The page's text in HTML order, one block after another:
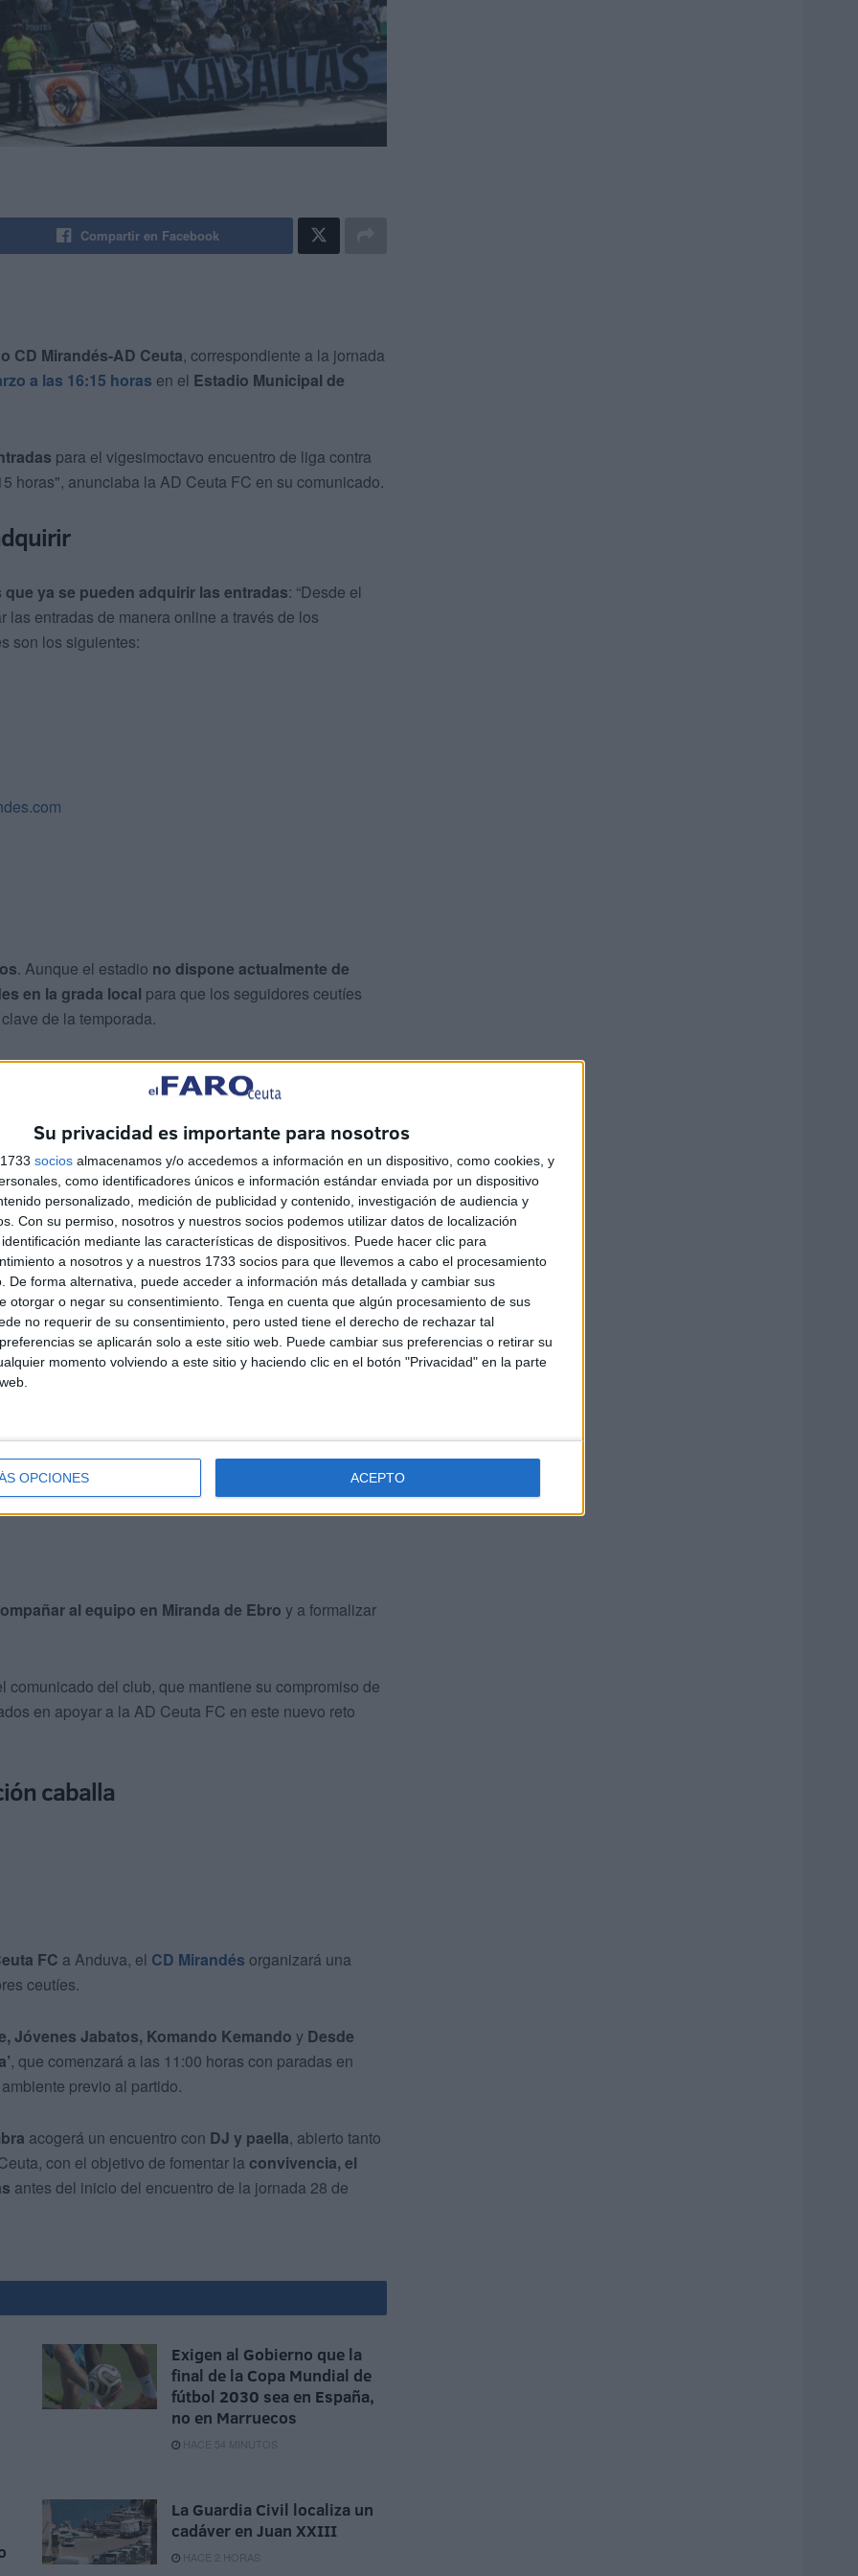
Su privacidad es importante para nosotros
socios almacenamos y/o accedemos a información en un dispositivo, como cookies, y
como identificadores únicos e información estándar enviada por un dispositivo
personalizado, medición de publicidad y contenido, investigación de audiencia y
Con su permiso, nosotros y nuestros socios podemos utilizar datos de localización
mediante las características de dispositivos. Puede hacer clic para
a nosotros y a nuestros 1733 socios para que llevemos a cabo el procesamiento
De forma alternativa, puede acceder a información más detallada y cambiar sus
otorgar o negar su consentimiento. Tenga en cuenta que algún procesamiento de sus
no requerir de su consentimiento, pero usted tiene el derecho de rechazar tal
se aplicarán solo a este sitio web. Puede cambiar sus preferencias o retirar su
momento volviendo a este sitio y haciendo clic en el botón "Privacidad" en la parte
OPCIONES ACEPTO
Compartir en Facebook
CD Mirandés-AD Ceuta, correspondiente a la jornada
a las 16:15 horas en el Estadio Municipal de
para el vigesimoctavo encuentro de liga contra
horas", anunciaba la AD Ceuta FC en su comunicado.
ya se pueden adquirir las entradas: “Desde el
entradas de manera online a través de los
son los siguientes:
. Aunque el estadio no dispone actualmente de
en la grada local para que los seguidores ceutíes
de la temporada.
los siguientes datos:nombre completo, DNI, correo
que adquiera una entrada.
compra con antelación, ya que el aforo será limitado y
haciendo en cada desplazamiento de la temporada.
al equipo en Miranda de Ebro y a formalizar
comunicado del club, que mantiene su compromiso de
en apoyar a la AD Ceuta FC en este nuevo reto
caballa
FC a Anduva, el CD Mirandés organizará una
ceutíes.
Jóvenes Jabatos, Komando Kemando y Desde
, que comenzará a las 11:00 horas con paradas en
previo al partido.
acogerá un encuentro con DJ y paella, abierto tanto
con el objetivo de fomentar la convivencia, el
antes del inicio del encuentro de la jornada 28 de
Exigen al Gobierno que la
final de la Copa Mundial de
fútbol 2030 sea en España,
no en Marruecos
HACE 54 MINUTOS
La Guardia Civil localiza un
cadáver en Juan XXIII
HACE 2 HORAS